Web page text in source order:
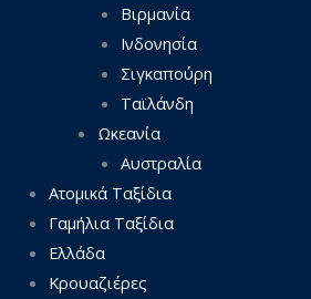
Βιρμανία
Ινδονησία
Σιγκαπούρη
Ταϊλάνδη
Ωκεανία
Αυστραλία
Ατομικά Ταξίδια
Γαμήλια Ταξίδια
Ελλάδα
Κρουαζιέρες